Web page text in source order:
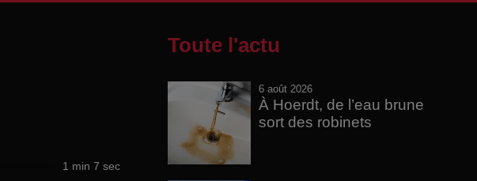
1 min 7 sec
Toute l'actu
6 août 2026
À Hoerdt, de l’eau brune
sort des robinets